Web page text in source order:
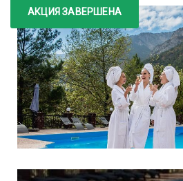
АКЦИЯ ЗАВЕРШЕНА